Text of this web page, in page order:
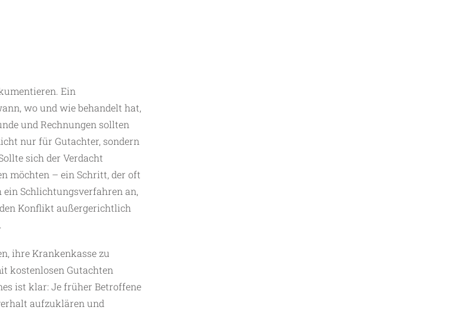
Ein
wo und wie behandelt hat,
und Rechnungen sollten
nur für Gutachter, sondern
sich der Verdacht
möchten – ein Schritt, der oft
Schlichtungsverfahren an,
Konflikt außergerichtlich
ihre Krankenkasse zu
kostenlosen Gutachten
ist klar: Je früher Betroffene
aufzuklären und